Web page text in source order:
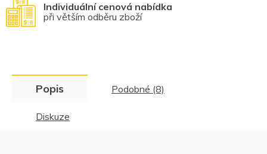
Individuální cenová nabídka
při větším odběru zboží
Popis Podobné (8)
Diskuze